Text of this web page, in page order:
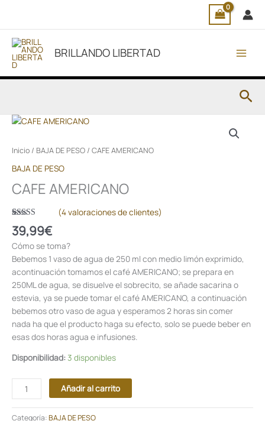
contenido
BRILLANDO LIBERTAD
Inicio / BAJA DE PESO / CAFE AMERICANO
BAJA DE PESO
CAFE AMERICANO
Valorado
con5.00de
5 en base a
4
valoraciones
de clientes
(4valoraciones de clientes)
39,99€
Cómo se toma?
Bebemos 1 vaso de agua de 250 ml con medio limón exprimido,
acontinuación tomamos el café AMERICANO; se prepara en
250ML de agua, se disuelve el sobrecito, se añade sacarina o
estevia, ya se puede tomar el café AMERICANO, a continuación
bebemos otro vaso de agua y esperamos 2 horas sin comer
nada ha que el producto haga su efecto, solo se puede beber en
esas dos horas agua e infusiones.
Disponibilidad:3 disponibles
CAFE
cantidad
Añadir al carrito
Categoría:BAJA DE PESO